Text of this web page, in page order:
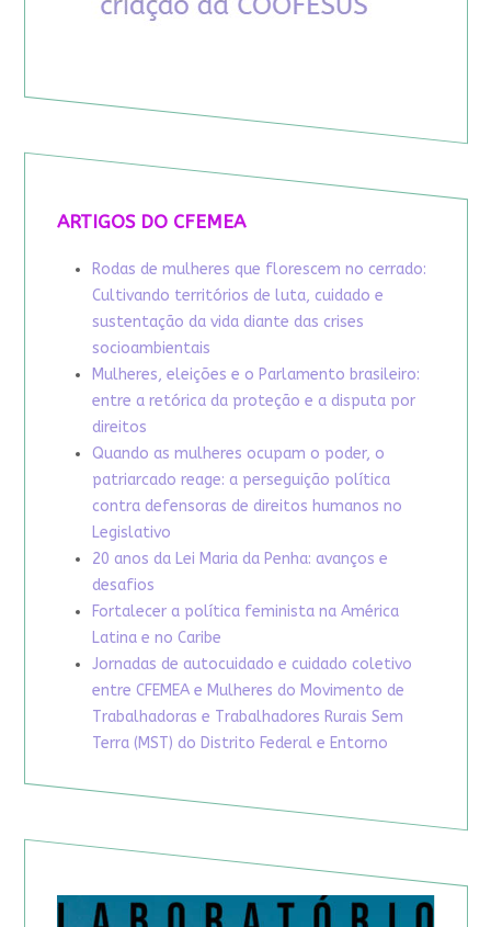
ARTIGOS DO CFEMEA
Rodas de mulheres que florescem no cerrado:
Cultivando territórios de luta, cuidado e
sustentação da vida diante das crises
socioambientais
Mulheres, eleições e o Parlamento brasileiro:
entre a retórica da proteção e a disputa por
direitos
Quando as mulheres ocupam o poder, o
patriarcado reage: a perseguição política
contra defensoras de direitos humanos no
Legislativo
20 anos da Lei Maria da Penha: avanços e
desafios
Fortalecer a política feminista na América
Latina e no Caribe
Jornadas de autocuidado e cuidado coletivo
entre CFEMEA e Mulheres do Movimento de
Trabalhadoras e Trabalhadores Rurais Sem
Terra (MST) do Distrito Federal e Entorno